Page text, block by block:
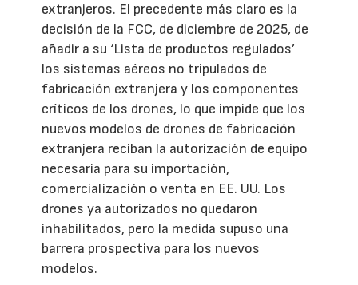
extranjeros. El precedente más claro es la
decisión de la FCC, de diciembre de 2025, de
añadir a su ‘Lista de productos regulados’
los sistemas aéreos no tripulados de
fabricación extranjera y los componentes
críticos de los drones, lo que impide que los
nuevos modelos de drones de fabricación
extranjera reciban la autorización de equipo
necesaria para su importación,
comercialización o venta en EE. UU. Los
drones ya autorizados no quedaron
inhabilitados, pero la medida supuso una
barrera prospectiva para los nuevos
modelos.